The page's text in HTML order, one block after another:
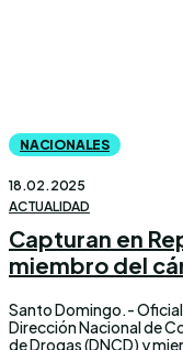
NACIONALES
18.02.2025
ACTUALIDAD
Capturan en
miembro del
Santo Domingo.-
Dirección Nacional de
de Drogas (DNCD) y
del Ministerio Público,
por agentes especiales